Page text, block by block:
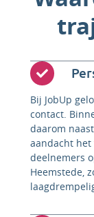
Bij JobUp
contact.
daarom
aandacht het
deelnemers
Heemstede,